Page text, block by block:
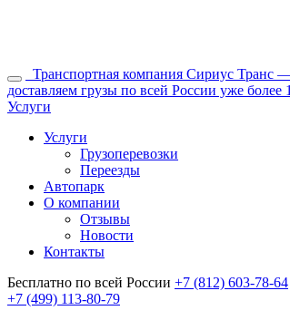
Транспортная компания Сириус Транс
доставляем грузы по всей России уже более
Услуги
Услуги
Грузоперевозки
Переезды
Автопарк
О компании
Отзывы
Новости
Контакты
Бесплатно по всей России +7 (812) 603-78-64
+7 (499) 113-80-79